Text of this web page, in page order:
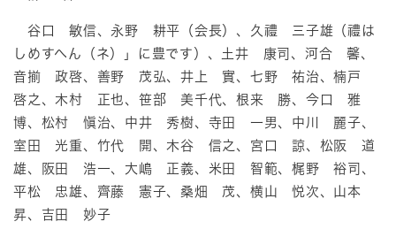
谷口 敏信、永野 耕平（会長）、久禮 三子雄（禮は
しめすへん（ネ）」に豊です）、土井 康司、河合 馨、
音揃 政啓、善野 茂弘、井上 實、七野 祐治、楠戸
啓之、木村 正也、笹部 美千代、根来 勝、今口 雅
博、松村 愼治、中井 秀樹、寺田 一男、中川 麗子、
室田 光重、竹代 開、木谷 信之、宮口 諒、松阪 道
雄、阪田 浩一、大嶋 正義、米田 智範、梶野 裕司、
平松 忠雄、齊藤 憲子、桑畑 茂、横山 悦次、山本
昇、吉田 妙子